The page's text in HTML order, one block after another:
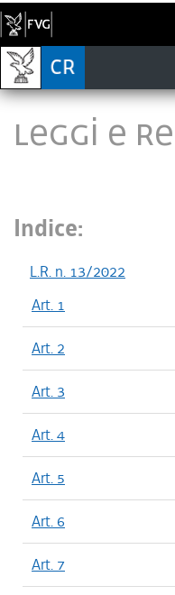
LEGGI E
Indice:
L.R. n. 13/2022
Art. 1
Art. 2
Art. 3
Art. 4
Art. 5
Art. 6
Art. 7